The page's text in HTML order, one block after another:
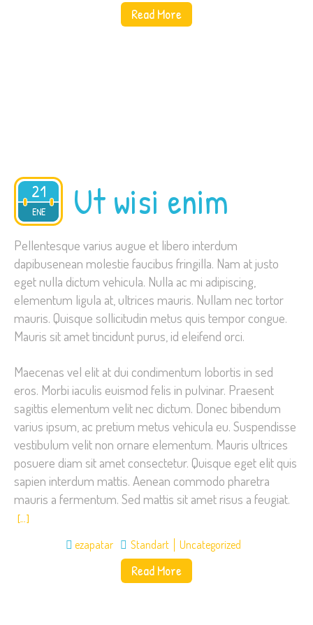
Read More
21
ENE
2015 Ut wisi enim
Pellentesque varius augue et libero interdum
dapibusenean molestie faucibus fringilla. Nam at justo
eget nulla dictum vehicula. Nulla ac mi adipiscing,
elementum ligula at, ultrices mauris. Nullam nec tortor
mauris. Quisque sollicitudin metus quis tempor congue.
Mauris sit amet tincidunt purus, id eleifend orci.
Maecenas vel elit at dui condimentum lobortis in sed
eros. Morbi iaculis euismod felis in pulvinar. Praesent
sagittis elementum velit nec dictum. Donec bibendum
varius ipsum, ac pretium metus vehicula eu. Suspendisse
vestibulum velit non ornare elementum. Mauris ultrices
posuere diam sit amet consectetur. Quisque eget elit quis
sapien interdum mattis. Aenean commodo pharetra
mauris a fermentum. Sed mattis sit amet risus a feugiat.
[…]
ezapatar Standart Uncategorized
Read More